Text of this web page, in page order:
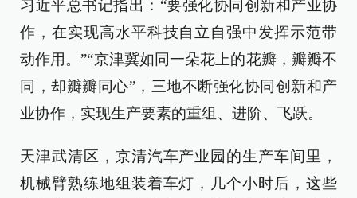
习近平总书记指出：“要强化协同创新和产业协
作，在实现高水平科技自立自强中发挥示范带
动作用。”“京津冀如同一朵花上的花瓣，瓣瓣不
同，却瓣瓣同心”，三地不断强化协同创新和产
业协作，实现生产要素的重组、进阶、飞跃。
天津武清区，京清汽车产业园的生产车间里，
机械臂熟练地组装着车灯，几个小时后，这些